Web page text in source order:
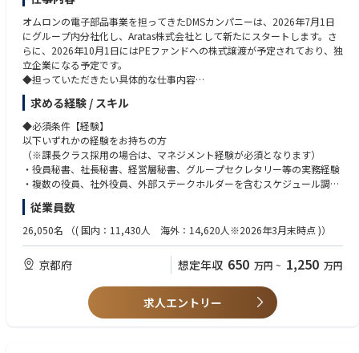
・独立新会社として、社内・社外取締役が円滑かつ安定的に職務を遂行で
きる役員サポート体制が構築されていること
・株主、社外取締役、社内取締役、執行・事業部門間のコミュニケーショ
ンが適切に設計・運用されていること
・取締役会や重要会議体の開催準備、資料連携、事後フォローが滞りなく
行われ、意思決定の質とスピード向上に貢献できていること
・属人的な秘書業務ではなく、Aratasに適した標準プロセス・ルール・ナ
レッジとして定着していること
・役員・社外取締役・株主関係者から信頼される、機密性・正確性・先回
り力の高いサポートが提供できていること
◆この仕事の魅力
・大企業から独立し、PEファンド傘下で新たな成長を目指す会社の経営体
制づくりに、立上げ段階から関わることができます。
・単なる秘書業務にとどまらず、株主、社外取締役、経営陣、事業部門を
つなぐ重要なハブとして、経営の意思決定を支える役割を担うことができ
ます。
・新会社の役員秘書機能、取締役会運営支援、ガバナンス関連プロセスを
一から構築するため、既存ルールの運用だけでなく、自ら仕組みを設計す
る経験を積むことができます。
・製造業としての実体ある事業基盤、グローバルな顧客基盤、世界トップ
クラスの製品群を持つ会社で、企業変革フェーズの中核に近い立場で働く
・曖昧な状況でも自ら課題を整理し、必要なプロセスを構築できる力
◆歓迎条件
・社外取締役、監査役、株主、PEファンド、投資家等との対応経験
・取締役会事務局、株主総会事務局、経営会議事務局等の経験
・製造業、電子部品、自動車、産業機器、BtoBメーカーでの就業経験
・グローバル企業での役員秘書・経営サポート経験
・英語でのメール対応、会議調整、資料確認が可能な方
・コーポレートガバナンス、会社法、取締役会運営に関する基礎知識
・秘書業務の立上げ、業務改善、標準化、マニュアル化の経験
・部門横断プロジェクトや全社プロジェクトの運営支援経験
オムロンの電子部品事業を担ってきたDMSカンパニーは、2026年7月1日
にグループ内分社化し、Aratas株式会社として新たにスタートします。さ
らに、2026年10月1日にはPEファンドへの株式譲渡が予定されており、独
立企業になる予定です。
◆担っていただきたい具体的な仕事内容
社内・社外取締役を対象とした役員秘書機能の立上げおよび実行を担って
いただきます。特に、株式譲渡後に新たに就任予定の社外取締役、株主関
係者、社内経営陣とのコミュニケーションが円滑に進むよう、役員サポー
ト体制を設計・運用いただきます。
【1. 役員秘書機能の立上げ】
・Aratasの経営体制・ガバナンス体制に適した役員秘書機能の設計。
・社内取締役、社外取締役、株主関係者との連絡・調整プロセスの構築。
・秘書業務に関する社内ルール、運用フロー、ナレッジの整備
【2. 役員秘書業務の実行】
・社内取締役、社外取締役のスケジュール調整、会議設定、日程管理
・取締役会、経営会議、株主・社外取締役との会議等の調整・案内
・会議資料の準備依頼、回収、体裁確認、共有、事前送付
・役員の業務遂行に必要な各種サポート
・社外取締役や株主関係者からの問い合わせ対応窓口
求める経験 / スキル
◆必須条件【経験】
以下いずれかの経験をお持ちの方
（※課長クラス採用の場合は、マネジメント経験が必須となります）
・役員秘書、社長秘書、経営層秘書、グループセクレタリー等の実務経験
・複数の役員、社外役員、外部ステークホルダーを含むスケジュール調
整・会議運営経験
・取締役会、経営会議、役員会議、株主関連会議等の重要会議体の運営支
援経験
・機密情報を扱う部門での業務経験
・経営企画、総務、法務、広報、IR、コーポレート部門等での経営層サポ
ート経験
※上場企業、大手企業、製造業、PEファンド投資先企業、グローバル企業
等での役員対応経験がある方は特に歓迎します。
従業員数
26,050名 （( 国内：11,430人 海外：14,620人※2026年3月末時点 )）
京都府 想定年収 650 万円 ~ 1,250 万円
求人エントリー